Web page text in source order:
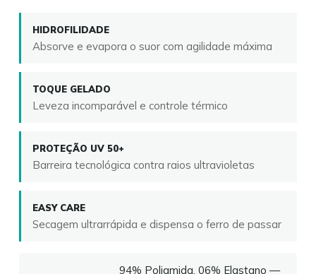
HIDROFILIDADE
Absorve e evapora o suor com agilidade máxima
TOQUE GELADO
Leveza incomparável e controle térmico
PROTEÇÃO UV 50+
Barreira tecnológica contra raios ultravioletas
EASY CARE
Secagem ultrarrápida e dispensa o ferro de passar
94% Poliamida, 06% Elastano —